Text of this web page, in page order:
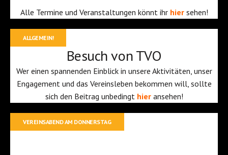
Alle Termine und Veranstaltungen könnt ihr hier sehen!
ALLGEMEIN!
Besuch von TVO
Wer einen spannenden Einblick in unsere Aktivitäten, unser
Engagement und das Vereinsleben bekommen will, sollte
sich den Beitrag unbedingt hieransehen!
VEREINSABEND AM DONNERSTAG